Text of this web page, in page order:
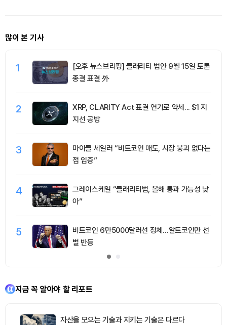
많이 본 기사
1
[오후 뉴스브리핑] 클래리티 법안 9월 15일 토론
종결 표결 外
2
XRP, CLARITY Act 표결 연기로 약세... $1 지
지선 공방
3
마이클 세일러 “비트코인 매도, 시장 붕괴 없다는
점 입증”
4
그레이스케일 “클래리티법, 올해 통과 가능성 낮
아”
5
비트코인 6만5000달러선 정체…알트코인만 선
별 반등
지금 꼭 알아야 할 리포트
자산을 모으는 기술과 지키는 기술은 다르다